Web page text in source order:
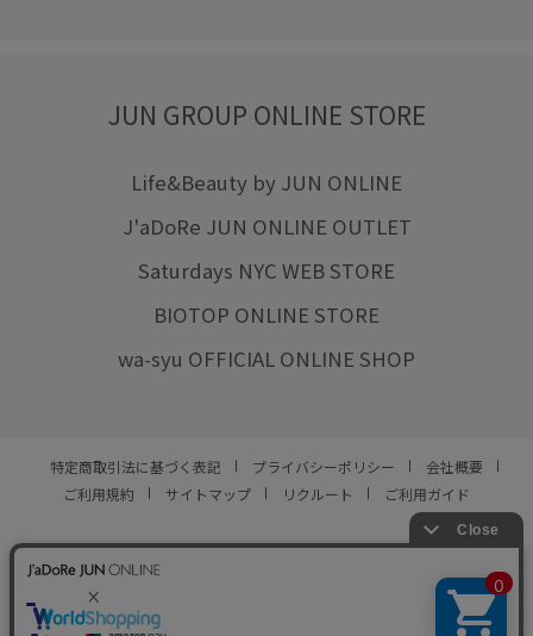
JUN GROUP ONLINE STORE
Life&Beauty by JUN ONLINE
J'aDoRe JUN ONLINE OUTLET
Saturdays NYC WEB STORE
BIOTOP ONLINE STORE
wa-syu OFFICIAL ONLINE SHOP
特定商取引法に基づく表記 プライバシーポリシー
会社概要
ご利用規約
サイトマップ リクルート ご利用ガイド
© JUN CO.,LTD. ALL RIGHTS RESERVED.